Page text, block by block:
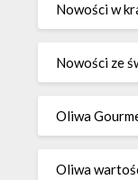
Nowości w
Nowości ze
Oliwa
Oliwa